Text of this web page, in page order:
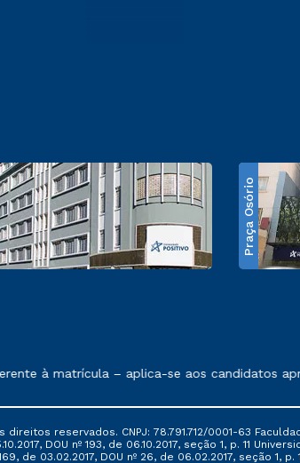
Praça Osório
contrato de prestação de serviços
à matrícula – aplica-se aos candidatos
reservados. CNPJ: 78.791.712/0001-63
DOU nº 193, de 06.10.2017, seção 1, p. 11
de 03.02.2017, DOU nº 26, de 06.02.2017, seção 1, p.